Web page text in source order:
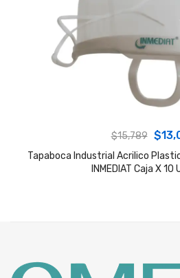
$15,789
price
was:
$
Tapaboca Industrial Acrilico
INMEDIAT Caja X 10